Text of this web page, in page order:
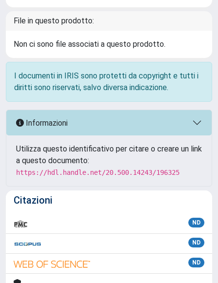
File in questo prodotto:
Non ci sono file associati a questo prodotto.
I documenti in IRIS sono protetti da copyright e tutti i
diritti sono riservati, salvo diversa indicazione.
Informazioni
Utilizza questo identificativo per citare o creare un link
a questo documento:
https://hdl.handle.net/20.500.14243/196325
Citazioni
ND
ND
ND